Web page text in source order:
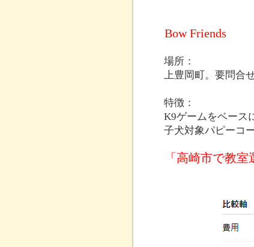
Bow Friends
場所：
上豊岡町。要問合
特徴：
K9ゲームをベース
子犬対象パピーコ
「高崎市で教室